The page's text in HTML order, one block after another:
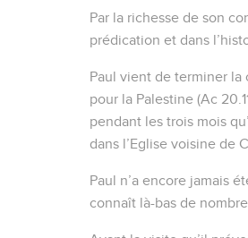
Par la richesse de son
prédication et dans
Paul vient de terminer la
pour la Palestine (Ac
pendant les trois mois
dans l’Eglise voisine de
Paul n’a encore jamais
connaît là-bas de